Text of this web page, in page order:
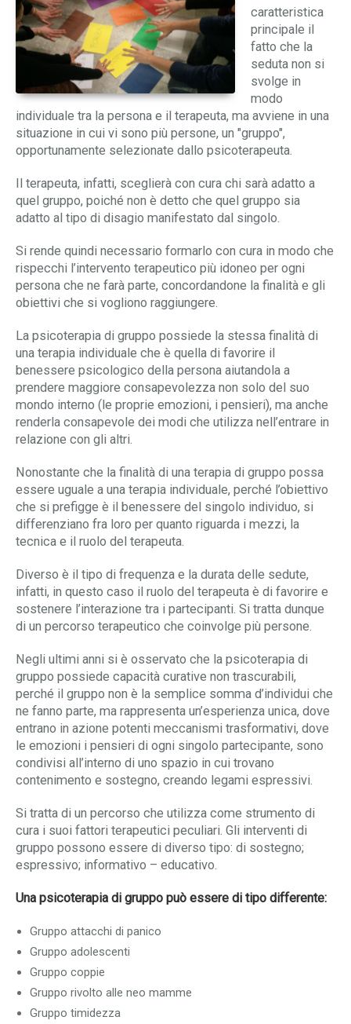
Difficoltà relazionali e affettive
Disturbi di personalità
Lutto e perdite affettive
Dipendenze e nuove dipendenze
Contatti
caratteristica
principale il
fatto che la
seduta non si
svolge in
modo
individuale tra la persona e il terapeuta, ma avviene in una
situazione in cui vi sono più persone, un "gruppo",
opportunamente selezionate dallo psicoterapeuta.
Il terapeuta, infatti, sceglierà con cura chi sarà adatto a
quel gruppo, poiché non è detto che quel gruppo sia
adatto al tipo di disagio manifestato dal singolo.
Si rende quindi necessario formarlo con cura in modo che
rispecchi l’intervento terapeutico più idoneo per ogni
persona che ne farà parte, concordandone la finalità e gli
obiettivi che si vogliono raggiungere.
La psicoterapia di gruppo possiede la stessa finalità di
una terapia individuale che è quella di favorire il
benessere psicologico della persona aiutandola a
prendere maggiore consapevolezza non solo del suo
mondo interno (le proprie emozioni, i pensieri), ma anche
renderla consapevole dei modi che utilizza nell’entrare in
relazione con gli altri.
Nonostante che la finalità di una terapia di gruppo possa
essere uguale a una terapia individuale, perché l’obiettivo
che si prefigge è il benessere del singolo individuo, si
differenziano fra loro per quanto riguarda i mezzi, la
tecnica e il ruolo del terapeuta.
Diverso è il tipo di frequenza e la durata delle sedute,
infatti, in questo caso il ruolo del terapeuta è di favorire e
sostenere l’interazione tra i partecipanti. Si tratta dunque
di un percorso terapeutico che coinvolge più persone.
Negli ultimi anni si è osservato che la psicoterapia di
gruppo possiede capacità curative non trascurabili,
perché il gruppo non è la semplice somma d’individui che
ne fanno parte, ma rappresenta un’esperienza unica, dove
entrano in azione potenti meccanismi trasformativi, dove
le emozioni i pensieri di ogni singolo partecipante, sono
condivisi all’interno di uno spazio in cui trovano
contenimento e sostegno, creando legami espressivi.
Si tratta di un percorso che utilizza come strumento di
cura i suoi fattori terapeutici peculiari. Gli interventi di
gruppo possono essere di diverso tipo: di sostegno;
espressivo; informativo – educativo.
Una psicoterapia di gruppo può essere di tipo differente:
Gruppo attacchi di panico
Gruppo adolescenti
Gruppo coppie
Gruppo rivolto alle neo mamme
Gruppo timidezza